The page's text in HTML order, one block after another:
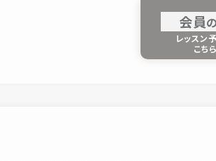
会員
レッスン
こち